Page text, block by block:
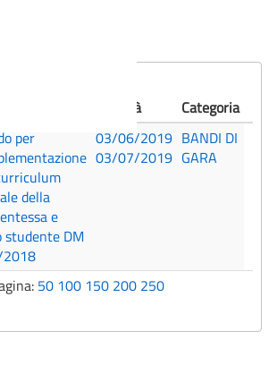
Validità
Categoria
per
della
e
studente DM
03/06/2019
03/07/2019
BANDI DI
GARA
50 100 150 200 250